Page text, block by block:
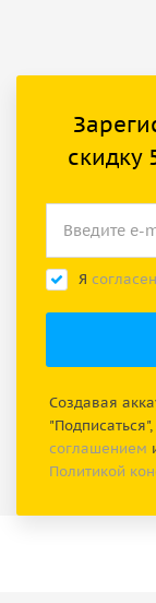
скидку
Я согласен
Создавая
соглашением
Политикой